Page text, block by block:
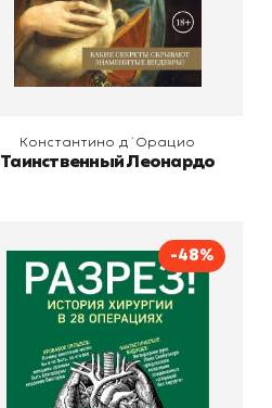
В корзину
Константино д`Орацио
Таинственный Леонардо
-48%
Разрез! История хирургии
в 28 операциях
Арнольд ван де Лаар
Издательство
Бомбора